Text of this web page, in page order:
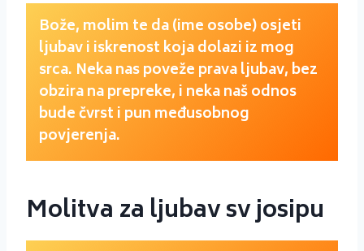
Bože, molim te da (ime osobe) osjeti
ljubav i iskrenost koja dolazi iz mog
srca. Neka nas poveže prava ljubav, bez
obzira na prepreke, i neka naš odnos
bude čvrst i pun međusobnog
povjerenja.
Molitva za ljubav sv josipu